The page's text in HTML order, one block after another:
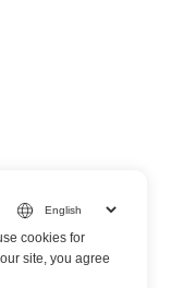
cookies for
site, you agree